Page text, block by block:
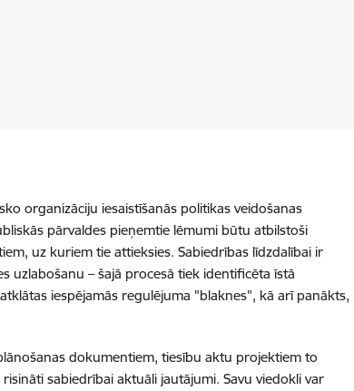
organizāciju iesaistīšanās politikas veidošanas
pārvaldes pieņemtie lēmumi būtu atbilstoši
uz kuriem tie attieksies. Sabiedrības līdzdalībai ir
uzlabošanu – šajā procesā tiek identificēta īstā
iespējamās regulējuma "blaknes", kā arī panākts,
dokumentiem, tiesību aktu projektiem to
sabiedrībai aktuāli jautājumi. Savu viedokli var